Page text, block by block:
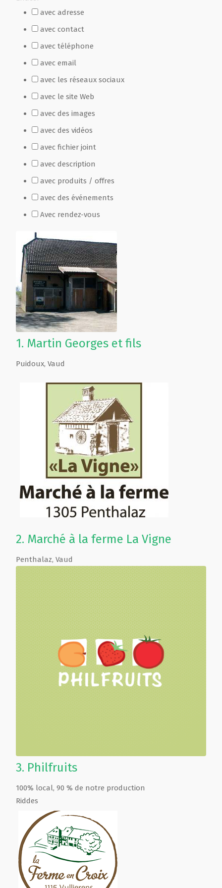
avec adresse
avec contact
avec téléphone
avec email
avec les réseaux sociaux
avec le site Web
avec des images
avec des vidéos
avec fichier joint
avec description
avec produits / offres
avec des événements
Avec rendez-vous
1. Martin Georges et fils
Puidoux, Vaud
2. Marché à la ferme La Vigne
Penthalaz, Vaud
3. Philfruits
100% local, 90 % de notre production
Riddes
Fête Marché Paysan
Partenaires